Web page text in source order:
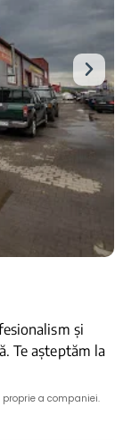
și
Te așteptăm la
a companiei.